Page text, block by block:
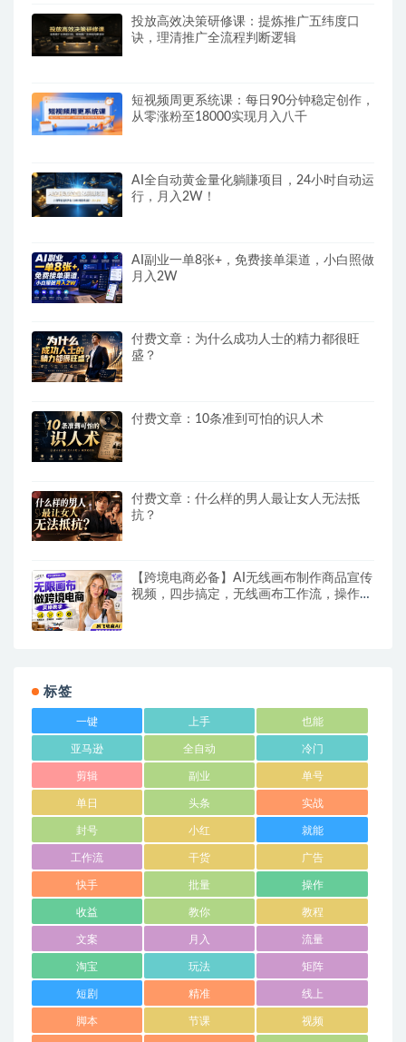
投放高效决策研修课：提炼推广五纬度口
诀，理清推广全流程判断逻辑
短视频周更系统课：每日90分钟稳定创作，
从零涨粉至18000实现月入八千
AI全自动黄金量化躺賺项目，24小时自动运
行，月入2W！
AI副业一单8张+，免费接单渠道，小白照做
月入2W
付费文章：为什么成功人士的精力都很旺
盛？
付费文章：10条准到可怕的识人术
付费文章：什么样的男人最让女人无法抵
抗？
【跨境电商必备】AI无线画布制作商品宣传
视频，四步搞定，无线画布工作流，操作简
标签
一键 上手 也能
亚马逊 全自动 冷门
剪辑 副业 单号
单日 头条 实战
封号 小红 就能
工作流 干货 广告
快手 批量 操作
收益 教你 教程
文案 月入 流量
淘宝 玩法 矩阵
短剧 精准 线上
脚本 节课 视频